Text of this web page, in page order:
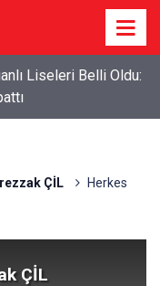
Liseleri Belli Oldu:
ÇİL
Herkes
ÇİL